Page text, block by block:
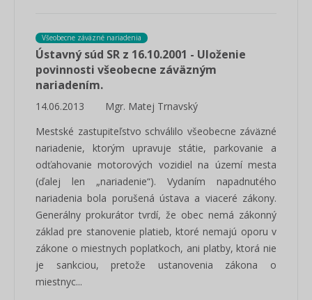
Všeobecne záväzné nariadenia
Ústavný súd SR z 16.10.2001 - Uloženie
povinnosti všeobecne záväzným
nariadením.
14.06.2013
Mgr. Matej Trnavský
Mestské zastupiteľstvo schválilo všeobecne záväzné
nariadenie, ktorým upravuje státie, parkovanie a
odťahovanie motorových vozidiel na území mesta
(ďalej len „nariadenie“). Vydaním napadnutého
nariadenia bola porušená ústava a viaceré zákony.
Generálny prokurátor tvrdí, že obec nemá zákonný
základ pre stanovenie platieb, ktoré nemajú oporu v
zákone o miestnych poplatkoch, ani platby, ktorá nie
je sankciou, pretože ustanovenia zákona o
miestnyc...